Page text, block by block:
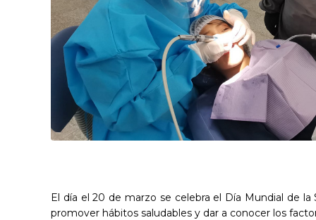
El día el 20 de marzo se celebra el Día Mundial de
promover hábitos saludables y dar a conocer los